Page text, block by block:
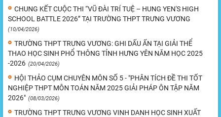
CHUNG KẾT CUỘC THI “VŨ ĐÀI TRÍ TUỆ – HUNG YEN'S HIGH
SCHOOL BATTLE 2026” TẠI TRƯỜNG THPT TRƯNG VƯƠNG
(10/04/2026)
TRƯỜNG THPT TRƯNG VƯƠNG: GHI DẤU ẤN TẠI GIẢI THỂ
THAO HỌC SINH PHỔ THÔNG TỈNH HƯNG YÊN NĂM HỌC 2025
-2026 (20/04/2026)
HỘI THẢO CỤM CHUYÊN MÔN SỐ 5 - "PHÂN TÍCH ĐỀ THI TỐT
NGHIỆP THPT MÔN TOÁN NĂM 2025 GIẢI PHÁP ÔN TẬP NĂM
2026" (08/03/2026)
TRƯỜNG THPT TRƯNG VƯƠNG VINH DANH HỌC SINH XUẤT